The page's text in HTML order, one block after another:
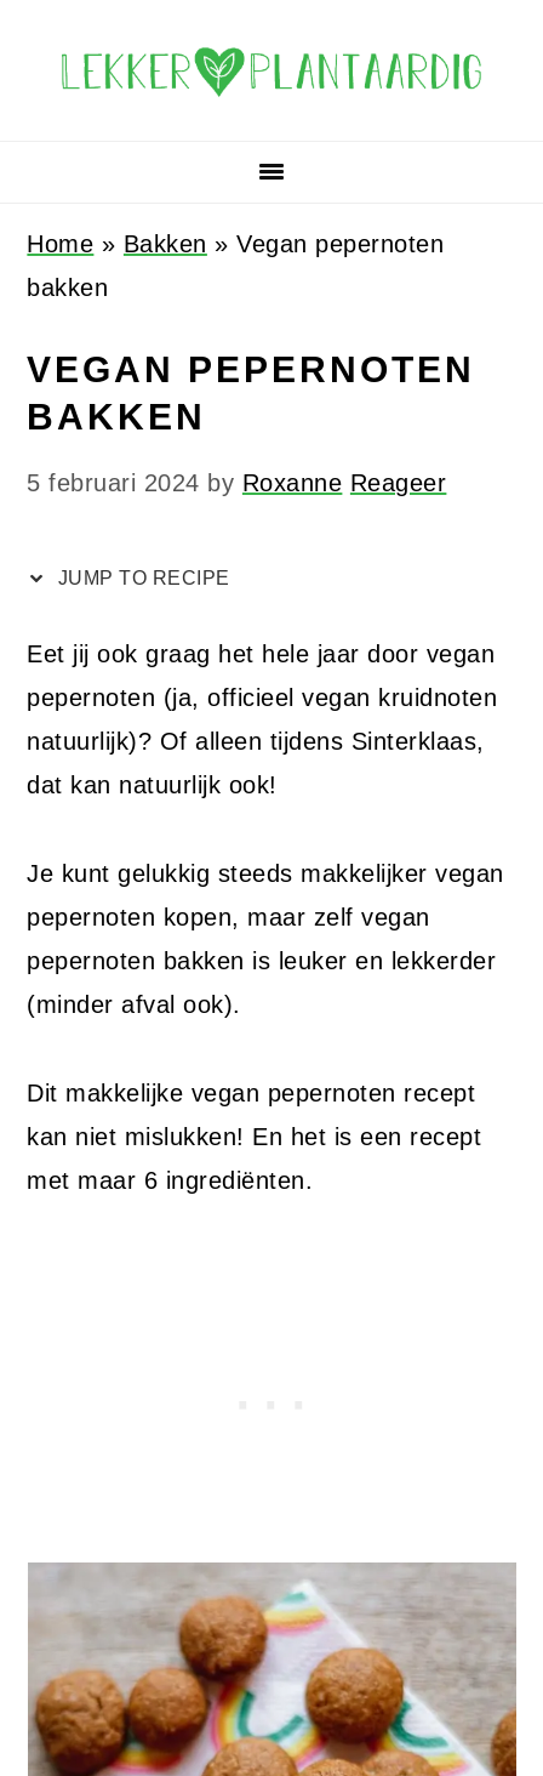
Home » Bakken »Vegan pepernoten
bakken
VEGAN PEPERNOTEN
BAKKEN
5 februari 2024 by Roxanne Reageer
JUMP TO RECIPE
Eet jij ook graag het hele jaar door vegan
pepernoten (ja, officieel vegan kruidnoten
natuurlijk)? Of alleen tijdens Sinterklaas,
dat kan natuurlijk ook!
Je kunt gelukkig steeds makkelijker vegan
pepernoten kopen, maar zelf vegan
pepernoten bakken is leuker en lekkerder
(minder afval ook).
Dit makkelijke vegan pepernoten recept
kan niet mislukken! En het is een recept
met maar 6 ingrediënten.